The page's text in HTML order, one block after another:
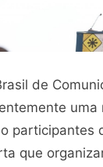
de
uma
participantes
que